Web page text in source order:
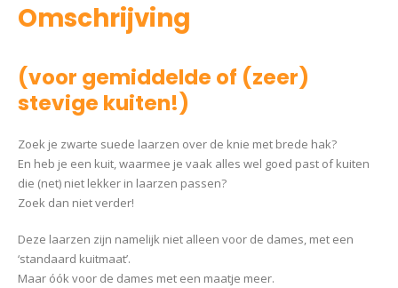
Omschrijving
(voor gemiddelde of (zeer)
stevige kuiten!)
Zoek je zwarte suede laarzen over de knie met brede hak?
En heb je een kuit, waarmee je vaak alles wel goed past of kuiten
die (net) niet lekker in laarzen passen?
Zoek dan niet verder!
Deze laarzen zijn namelijk niet alleen voor de dames, met een
‘standaard kuitmaat’.
Maar óók voor de dames met een maatje meer.